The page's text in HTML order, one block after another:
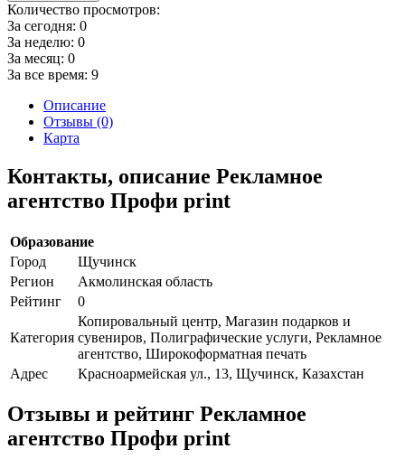
Количество просмотров:
За сегодня: 0
За неделю: 0
За месяц: 0
За все время: 9
Описание
Отзывы (0)
Карта
Контакты, описание Рекламное
агентство Профи print
Образование
Город
Щучинск
Регион
Акмолинская область
Рейтинг
0
Категория
Копировальный центр, Магазин подарков и
сувениров, Полиграфические услуги, Рекламное
агентство, Широкоформатная печать
Адрес
Красноармейская ул., 13, Щучинск, Казахстан
Отзывы и рейтинг Рекламное
агентство Профи print